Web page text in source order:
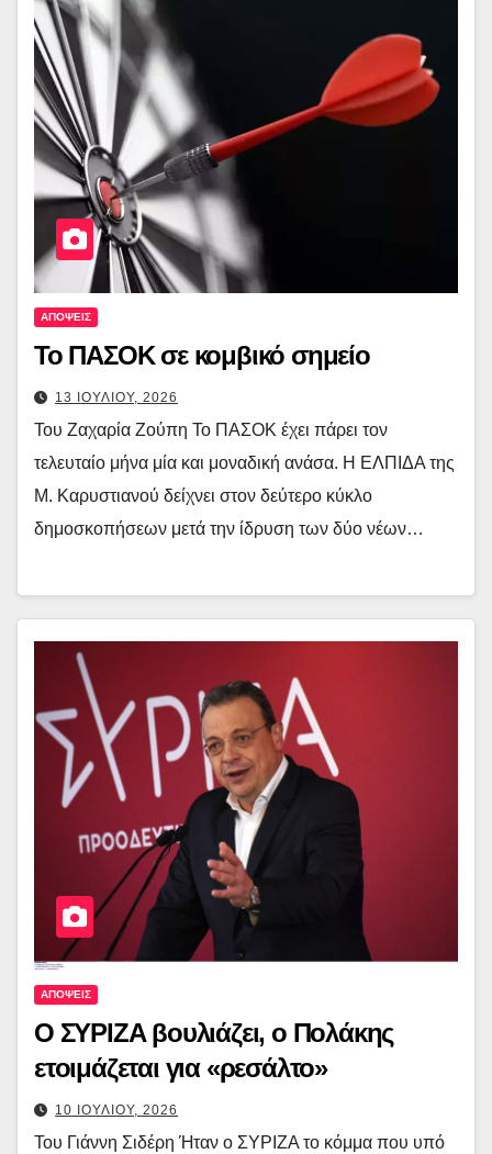
ΑΠΟΨΕΙΣ
Το ΠΑΣΟΚ σε κομβικό σημείο
13 ΙΟΥΛΙΟΥ, 2026
Του Ζαχαρία Ζούπη Το ΠΑΣΟΚ έχει πάρει τον
τελευταίο μήνα μία και μοναδική ανάσα. Η ΕΛΠΙΔΑ της
Μ. Καρυστιανού δείχνει στον δεύτερο κύκλο
δημοσκοπήσεων μετά την ίδρυση των δύο νέων…
ΑΠΟΨΕΙΣ
Ο ΣΥΡΙΖΑ βουλιάζει, ο Πολάκης
ετοιμάζεται για «ρεσάλτο»
10 ΙΟΥΛΙΟΥ, 2026
Του Γιάννη Σιδέρη Ήταν ο ΣΥΡΙΖΑ το κόμμα που υπό